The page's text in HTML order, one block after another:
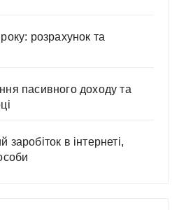
розрахунок та
пасивного доходу та
в інтернеті,